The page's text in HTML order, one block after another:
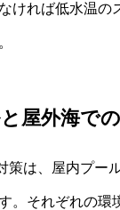
ければ低水温の
屋外海で
策は、屋内プー
。それぞれの環